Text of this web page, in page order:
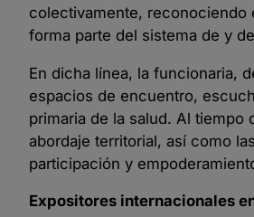
colectivamente, reconociendo
forma parte del sistema de y
En dicha línea, la funcionaria,
espacios de encuentro,
primaria de la salud. Al
abordaje territorial, así como
participación y
Expositores internacionales